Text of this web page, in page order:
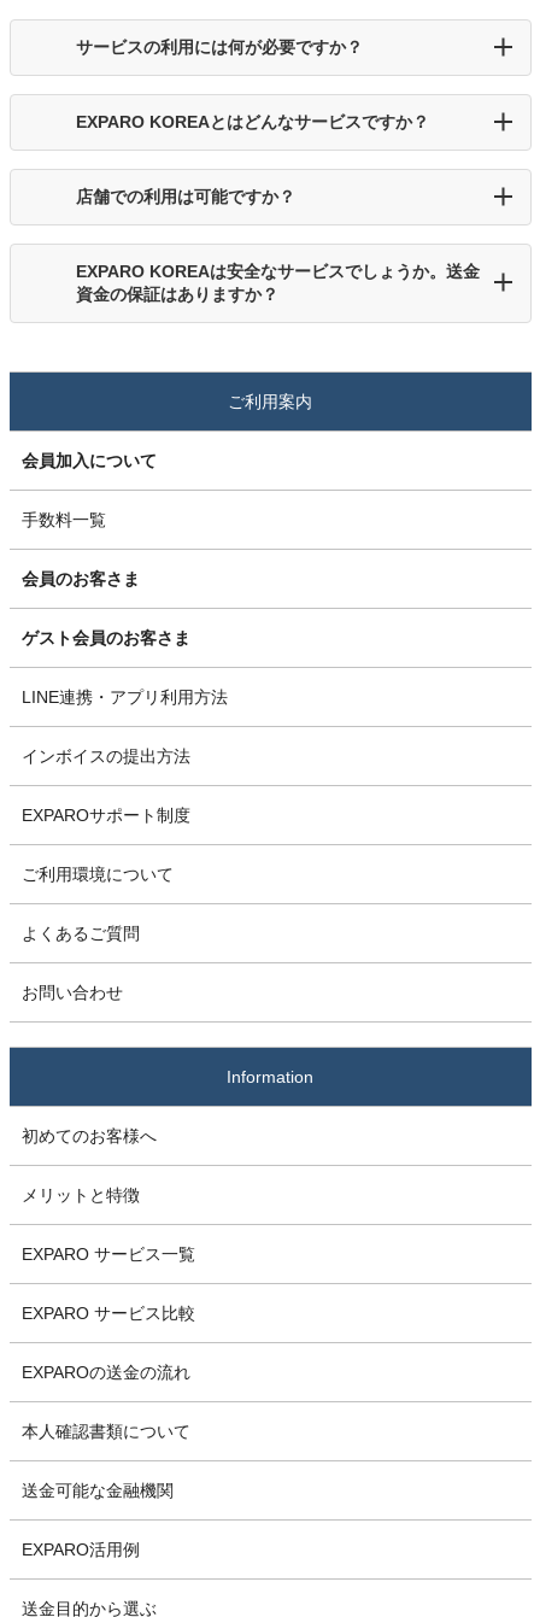
サービスの利用には何が必要ですか？
EXPARO KOREAとはどんなサービスですか？
店舗での利用は可能ですか？
EXPARO KOREAは安全なサービスでしょうか。送金
資金の保証はありますか？
ご利用案内
会員加入について
手数料一覧
会員のお客さま
ゲスト会員のお客さま
LINE連携・アプリ利用方法
インボイスの提出方法
EXPAROサポート制度
ご利用環境について
よくあるご質問
お問い合わせ
Information
初めてのお客様へ
メリットと特徴
EXPARO サービス一覧
EXPARO サービス比較
EXPAROの送金の流れ
本人確認書類について
送金可能な金融機関
EXPARO活用例
送金目的から選ぶ